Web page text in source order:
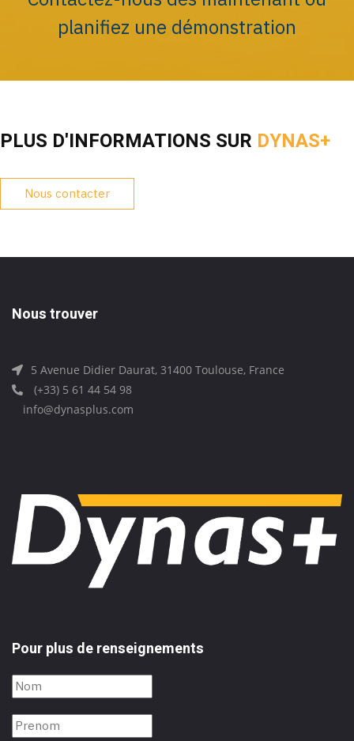
planifiez une démonstration
PLUS D'INFORMATIONS SUR DYNAS+
Nous contacter
Nous trouver
5 Avenue Didier Daurat, 31400 Toulouse, France
(+33) 5 61 44 54 98
info@dynasplus.com
Pour plus de renseignements